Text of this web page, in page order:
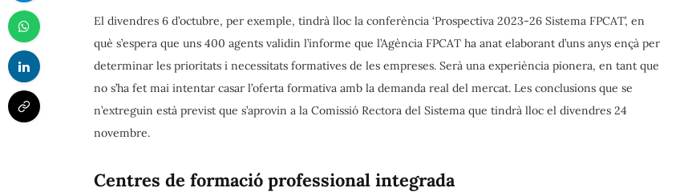
El divendres 6 d’octubre, per exemple, tindrà lloc la conferència ‘Prospectiva 2023-26 Sistema FPCAT’, en
què s’espera que uns 400 agents validin l’informe que l’Agència FPCAT ha anat elaborant d’uns anys ençà per
determinar les prioritats i necessitats formatives de les empreses. Serà una experiència pionera, en tant que
no s’ha fet mai intentar casar l’oferta formativa amb la demanda real del mercat. Les conclusions que se
n’extreguin està previst que s’aprovin a la Comissió Rectora del Sistema que tindrà lloc el divendres 24
novembre.
Centres de formació professional integrada